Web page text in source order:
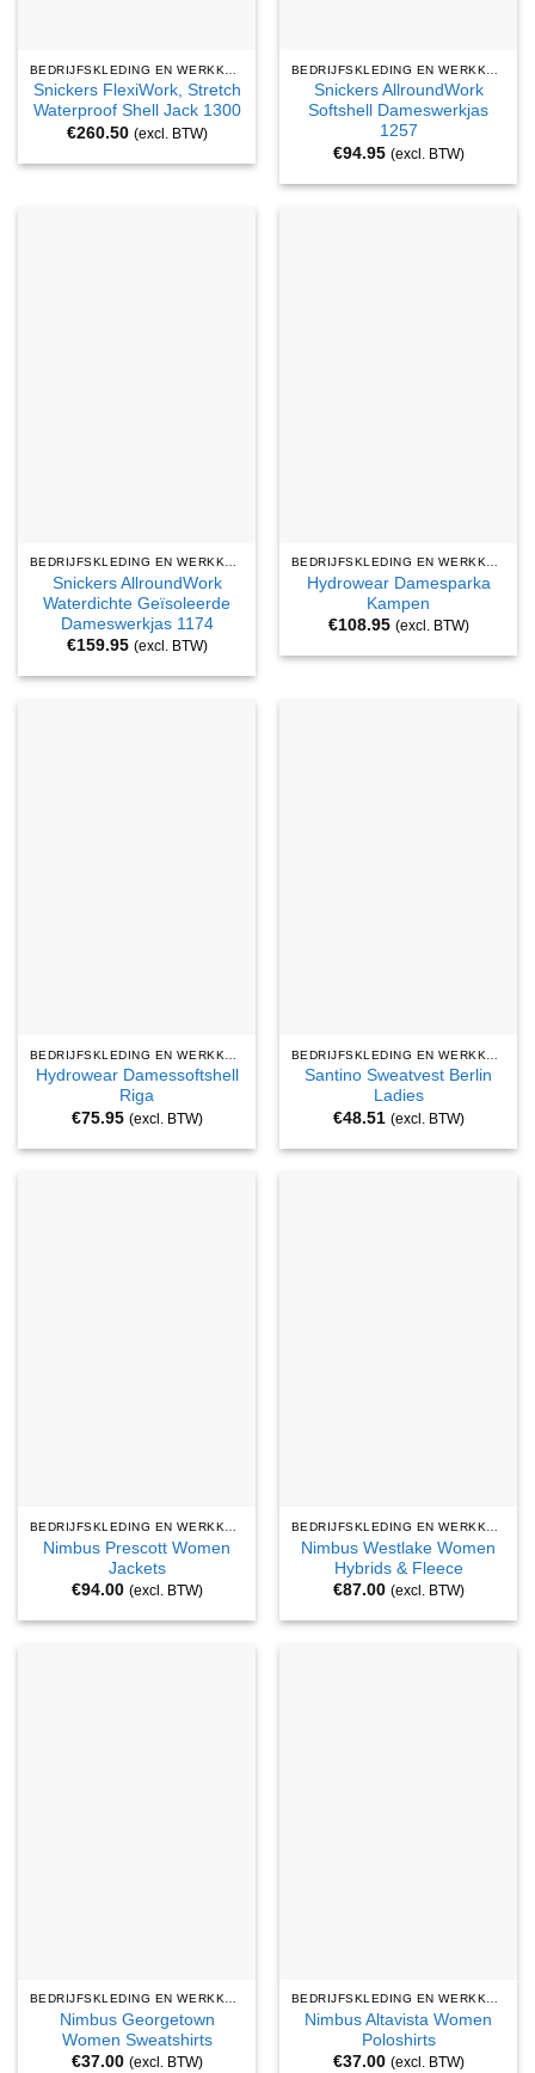
Snickers FlexiWork, Stretch
Waterproof Shell Jack 1300
€260.50 (excl. BTW)
Snickers AllroundWork
Softshell Dameswerkjas
1257
€94.95 (excl. BTW)
Snickers AllroundWork
Waterdichte Geïsoleerde
Dameswerkjas 1174
€159.95 (excl. BTW)
Hydrowear Damesparka
Kampen
€108.95 (excl. BTW)
Hydrowear Damessoftshell
Riga
€75.95 (excl. BTW)
Santino Sweatvest Berlin
Ladies
€48.51 (excl. BTW)
Nimbus Prescott Women
Jackets
€94.00 (excl. BTW)
Nimbus Westlake Women
Hybrids & Fleece
€87.00 (excl. BTW)
BEDRIJFSKLEDING EN WERKKLEDING
Nimbus Georgetown
Women Sweatshirts
€37.00 (excl. BTW)
BEDRIJFSKLEDING EN WERKKLEDING
Nimbus Altavista Women
Poloshirts
€37.00 (excl. BTW)